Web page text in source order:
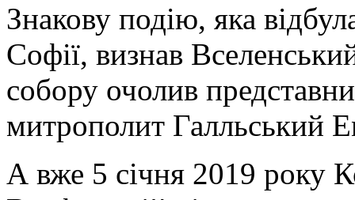
Знакову подію, яка
Софії, визнав
собору очолив
митрополит Галльський
А вже 5 січня 2019 року